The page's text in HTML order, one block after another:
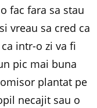
fac fara sa stau
vreau sa cred ca
intr-o zi va fi
pic mai buna
plantat pe
necajit sau o